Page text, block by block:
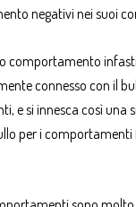
negativi nei suoi
comportamento
connesso con il
e si innesca così una
per i comportamenti